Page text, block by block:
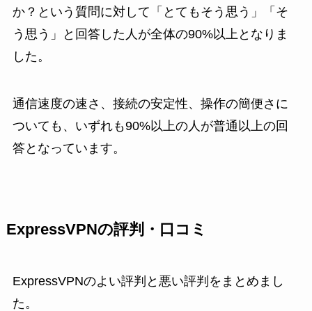
か？という質問に対して「とてもそう思う」「そ
う思う」と回答した人が全体の90%以上となりま
した。
通信速度の速さ、接続の安定性、操作の簡便さに
ついても、いずれも90%以上の人が普通以上の回
答となっています。
ExpressVPNの評判・口コミ
ExpressVPNのよい評判と悪い評判をまとめまし
た。